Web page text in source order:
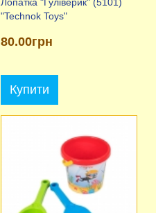
"Technok Toys"
80.00грн
Купити